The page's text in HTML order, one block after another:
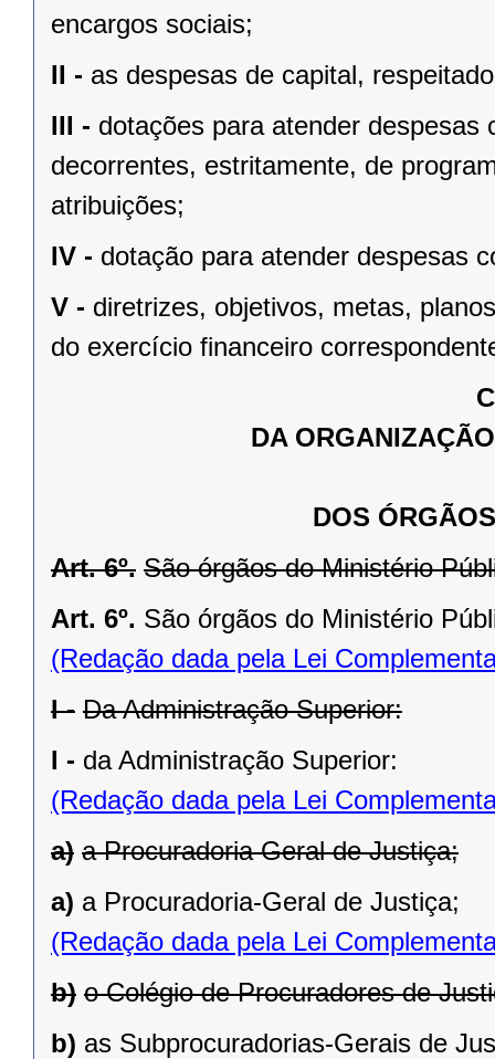
encargos sociais;
II - as despesas de capital,
III - dotações para atender
decorrentes, estritamente, de
atribuições;
IV - dotação para atender despesas
V - diretrizes, objetivos, metas,
do exercício financeiro
DA
DOS
Art. 6º. São órgãos do Ministério
Art. 6º. São órgãos do Ministério
(Redação dada pela Lei
I - Da Administração Superior:
I - da Administração Superior:
(Redação dada pela Lei
a) a Procuradoria Geral de Justiça;
a) a Procuradoria-Geral de Justiça;
(Redação dada pela Lei
b) o Colégio de Procuradores de
b) as Subprocuradorias-Gerais de